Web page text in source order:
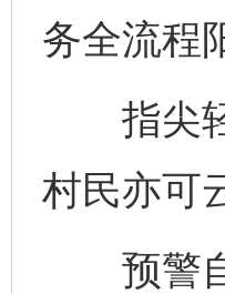
务全流程
指尖轻
村民亦可
预警自